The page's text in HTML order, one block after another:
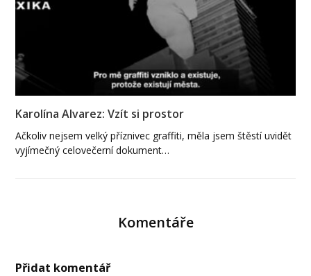
Karolína Alvarez: Vzít si prostor
Ačkoliv nejsem velký příznivec graffiti, měla jsem štěstí uvidět
vyjímečný celovečerní dokument…
Komentáře
Přidat komentář